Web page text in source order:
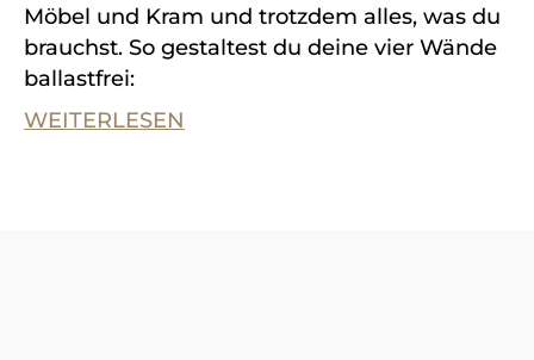
Möbel und Kram und trotzdem alles, was du
brauchst. So gestaltest du deine vier Wände
ballastfrei:
WEITERLESEN